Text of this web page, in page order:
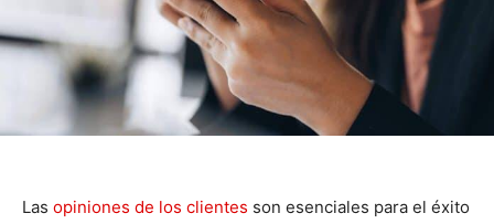
Las opiniones de los clientes son esenciales para el éxito